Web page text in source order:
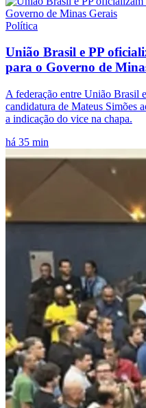
Política
União Brasil e PP
para o Governo de
A federação entre União Brasil
candidatura de Mateus Simões
a indicação do vice na chapa.
há 35 min